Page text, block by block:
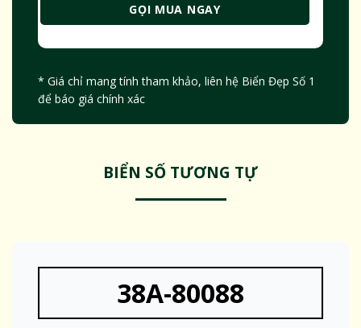
GỌI MUA NGAY
* Giá chỉ mang tính tham khảo, liên hệ Biển Đẹp Số 1
để báo giá chính xác
BIỂN SỐ TƯƠNG TỰ
38A-80088